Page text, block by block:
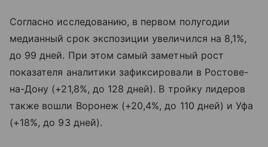
Согласно исследованию, в первом полугодии
медианный срок экспозиции увеличился на 8,1%,
до 99 дней. При этом самый заметный рост
показателя аналитики зафиксировали в Ростове-
на-Дону (+21,8%, до 128 дней). В тройку лидеров
также вошли Воронеж (+20,4%, до 110 дней) и Уфа
(+18%, до 93 дней).